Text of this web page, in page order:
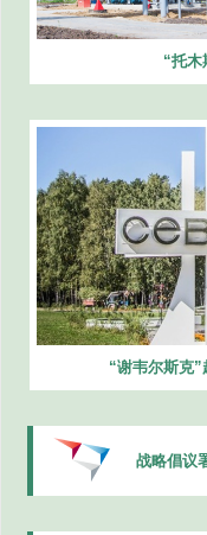
“托木
“谢韦尔斯克
战略倡议